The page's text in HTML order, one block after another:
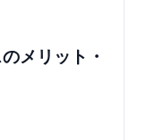
メリット・